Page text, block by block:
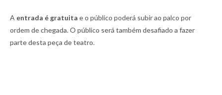
A entrada é gratuita e o público poderá subir ao palco por
ordem de chegada. O público será também desafiado a fazer
parte desta peça de teatro.